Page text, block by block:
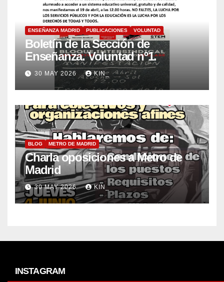
ENSEÑANZA MADRID PUBLICACIONES VOLUNTAD
Boletín de la Sección de
Enseñanza. Voluntad nº1.
30 MAY 2026 KIN_
BLOG METRO DE MADRID
Charla oposiciones a Metro de
Madrid
30 MAY 2026 KIN_
INSTAGRAM